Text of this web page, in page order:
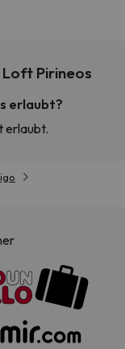
Pirineos
erlaubt?
erlaubt.